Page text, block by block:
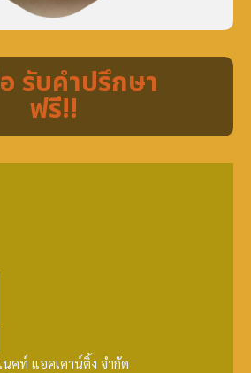
รับคำปรึกษา
ฟรี!!
คท์ แอคเคาน์ติ้ง จำกัด